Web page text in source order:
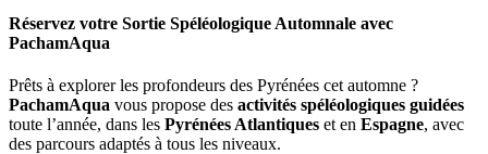
Réservez votre Sortie Spéléologique Automnale avec
PachamAqua
Prêts à explorer les profondeurs des Pyrénées cet automne ?
PachamAqua vous propose des activités spéléologiques guidées
toute l’année, dans les Pyrénées Atlantiques et en Espagne, avec
des parcours adaptés à tous les niveaux.